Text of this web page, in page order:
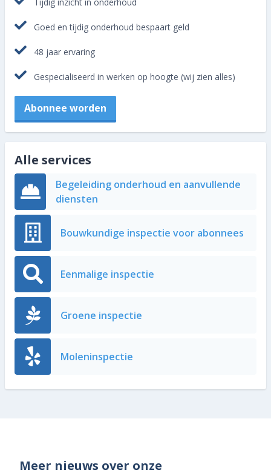
Tijdig inzicht in onderhoud
Goed en tijdig onderhoud bespaart geld
48 jaar ervaring
Gespecialiseerd in werken op hoogte (wij zien alles)
Abonnee worden
Alle services
Begeleiding onderhoud en aanvullende
diensten
Bouwkundige inspectie voor abonnees
Eenmalige inspectie
Groene inspectie
Moleninspectie
Meer nieuws over onze